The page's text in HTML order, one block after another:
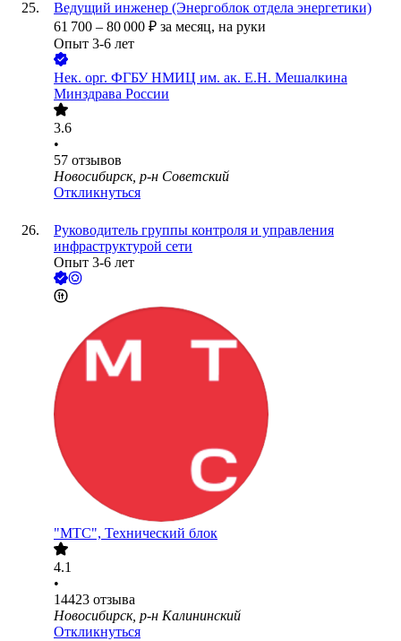
Ведущий инженер (Энергоблок отдела энергетики)
61 700 – 80 000 ₽ за месяц, на руки
Опыт 3-6 лет
Нек. орг. ФГБУ НМИЦ им. ак. Е.Н. Мешалкина
Минздрава России
3.6
•
57 отзывов
Новосибирск, р-н Советский
Откликнуться
Руководитель группы контроля и управления
инфраструктурой сети
Опыт 3-6 лет
"МТС", Технический блок
4.1
•
14423 отзыва
Новосибирск, р-н Калининский
Откликнуться